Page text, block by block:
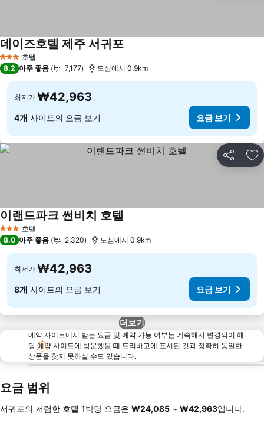
3 성급 호텔
데이즈호텔 제주 서귀포
8.2 아주 좋음 7,177 도심에서 0.9km
최저가 ₩42,963
4개 사이트의 요금 보기 요금 보기
공유 즐
3 성급 호텔
이랜드파크 썬비치 호텔
8.0 아주 좋음 2,320 도심에서 0.9km
최저가 ₩42,963
8개 사이트의 요금 보기 요금 보기
더보기
예약 사이트에서 받는 요금 및 예약 가능 여부는 계속해서 변경되어 해
당 예약 사이트에 방문했을 때 트리바고에 표시된 것과 정확히 동일한
상품을 찾지 못하실 수도 있습니다.
요금 범위
서귀포의 저렴한 호텔 1박당 요금은 ‎₩24,085 ~ ‎₩42,963입니다.